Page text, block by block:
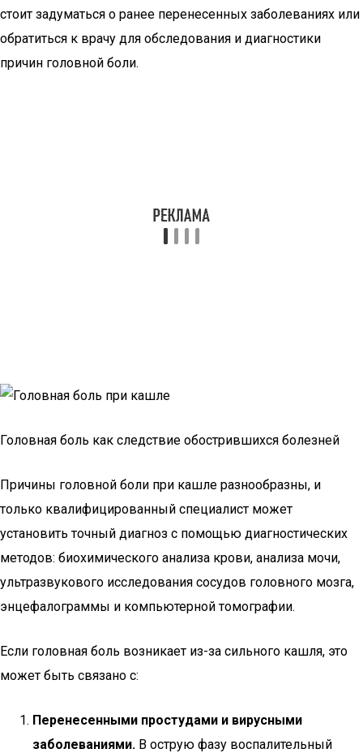
стоит задуматься о ранее перенесенных заболеваниях или
обратиться к врачу для обследования и диагностики
причин головной боли.
Головная боль как следствие обострившихся болезней
Причины головной боли при кашле разнообразны, и
только квалифицированный специалист может
установить точный диагноз с помощью диагностических
методов: биохимического анализа крови, анализа мочи,
ультразвукового исследования сосудов головного мозга,
энцефалограммы и компьютерной томографии.
Если головная боль возникает из-за сильного кашля, это
может быть связано с:
Перенесенными простудами и вирусными
заболеваниями. В острую фазу воспалительный